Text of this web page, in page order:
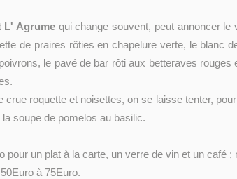
L' Agrume qui change souvent, peut annoncer
de praires rôties en chapelure verte, le blanc
le pavé de bar rôti aux betteraves
crue roquette et noisettes, on se laisse tenter,
la soupe de pomelos au basilic.
pour un plat à la carte, un verre de vin et un café ;
à 75Euro.